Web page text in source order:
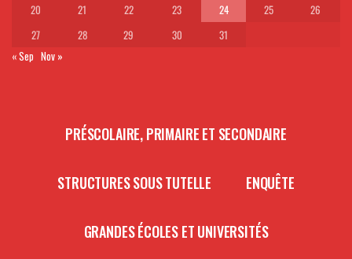
20
21 22 23 24 25
26
27
28 29 30
31
« Sep Nov »
PRÉSCOLAIRE, PRIMAIRE ET SECONDAIRE
STRUCTURES SOUS TUTELLE ENQUÊTE
GRANDES ÉCOLES ET UNIVERSITÉS